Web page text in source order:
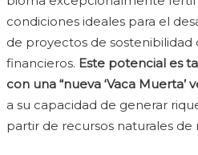
condiciones ideales para el
de proyectos de
financieros. Este potencial es
con una “nueva ‘Vaca Muerta’
a su capacidad de generar
partir de recursos naturales de